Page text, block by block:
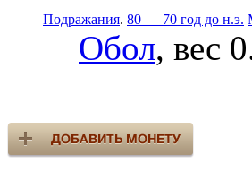
Подражания. 80 — 70 год до н.э.
Обол, вес